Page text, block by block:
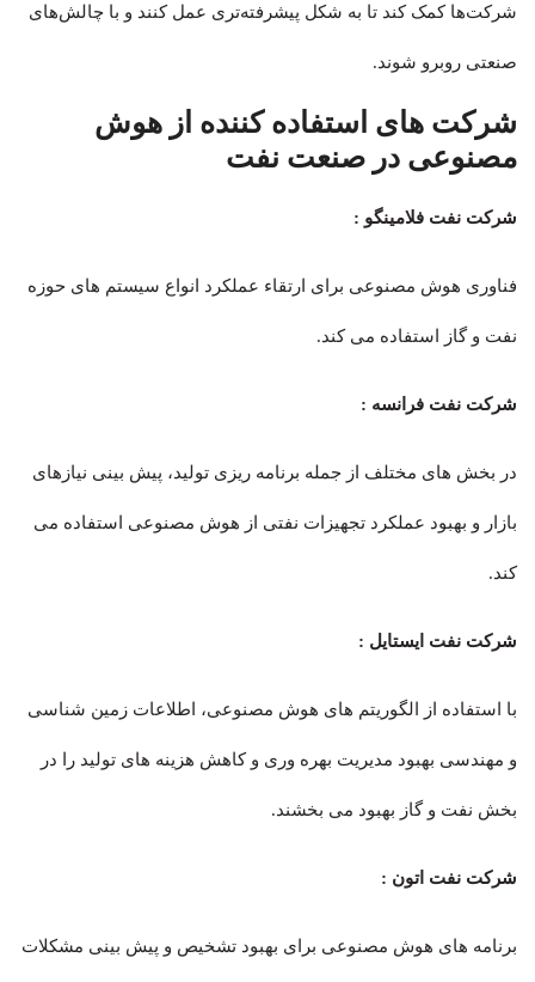
شرکت‌ها کمک کند تا به شکل پیشرفته‌تری عمل کنند و با چالش‌های
صنعتی روبرو شوند.
شرکت های استفاده کننده از هوش
مصنوعی در صنعت نفت
شرکت نفت فلامینگو :
فناوری هوش مصنوعی برای ارتقاء عملکرد انواع سیستم های حوزه
نفت و گاز استفاده می کند.
شرکت نفت فرانسه :
در بخش های مختلف از جمله برنامه ریزی تولید، پیش بینی نیازهای
بازار و بهبود عملکرد تجهیزات نفتی از هوش مصنوعی استفاده می
کند.
شرکت نفت ایستایل :
با استفاده از الگوریتم های هوش مصنوعی، اطلاعات زمین شناسی
و مهندسی بهبود مدیریت بهره وری و کاهش هزینه های تولید را در
بخش نفت و گاز بهبود می بخشند.
شرکت نفت اتون :
برنامه های هوش مصنوعی برای بهبود تشخیص و پیش بینی مشکلات